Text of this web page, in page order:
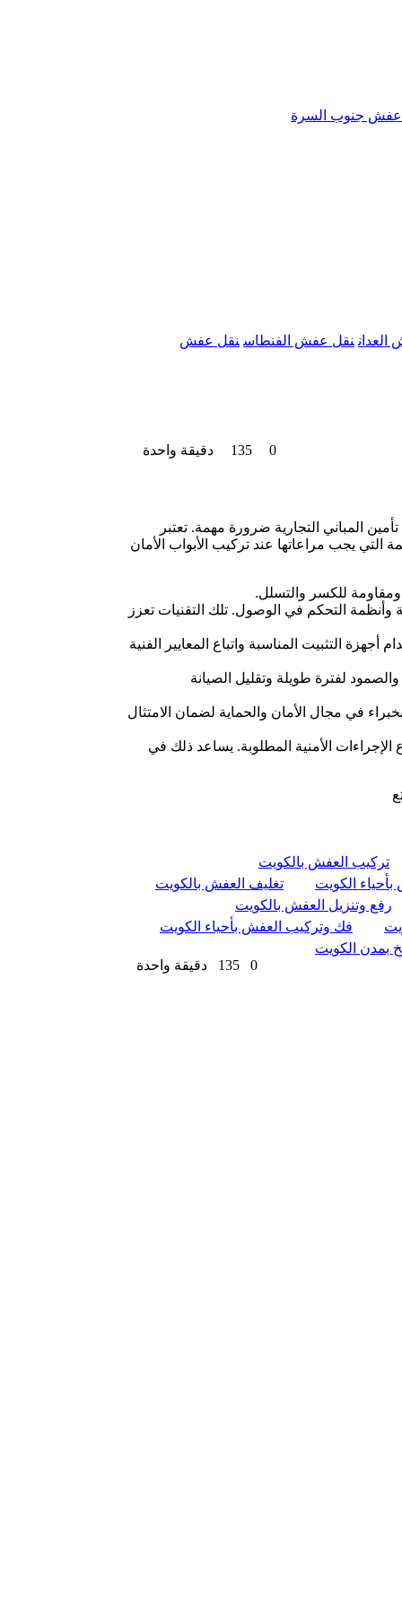
عفش جنوب السرة
نقل عفش الفنطاس نقل عفش
0
135 دقيقة واحدة
المباني التجارية ضرورة مهمة. تعتبر
التي يجب مراعاتها عند تركيب الأبواب الأمان
ومقاومة للكسر والتسلل.
وأنظمة التحكم في الوصول. تلك التقنيات تعزز
التثبيت المناسبة واتباع المعايير الفنية
والصمود لفترة طويلة وتقليل الصيانة
بخبراء في مجال الأمان والحماية لضمان الامتثال
الأمنية المطلوبة. يساعد ذلك في
تركيب العفش بالكويت
الكويت
تغليف العفش بالكويت
رفع وتنزيل العفش بالكويت
فك وتركيب العفش بأحياء الكويت
بمدن الكويت
0
135
دقيقة واحدة